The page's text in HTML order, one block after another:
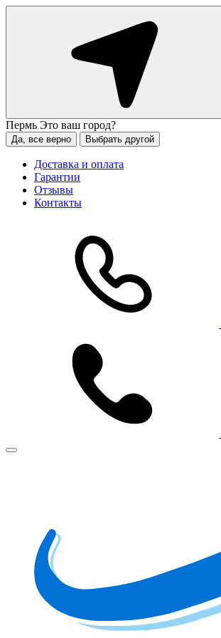
Пермь Это ваш город?
Да, все верно Выбрать другой
Доставка и оплата
Гарантии
Отзывы
Контакты